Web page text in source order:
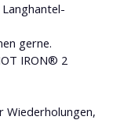
gerne.
IRON® 2
Wiederholungen,